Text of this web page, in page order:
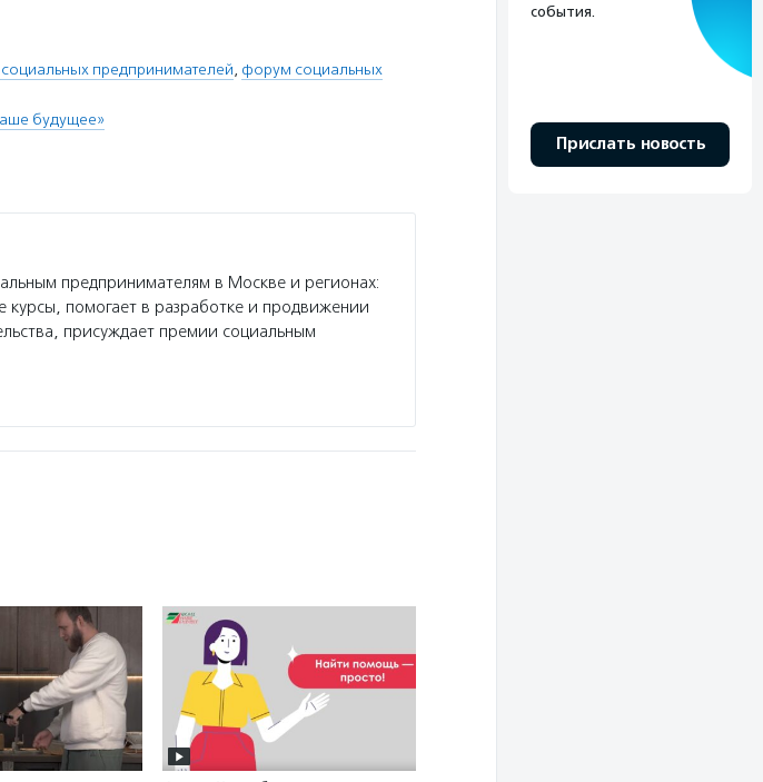
предпринимателей, форум социальных
будущее»
предпринимателям в Москве и регионах:
курсы, помогает в разработке и продвижении
присуждает премии социальным
события.
Прислать новость